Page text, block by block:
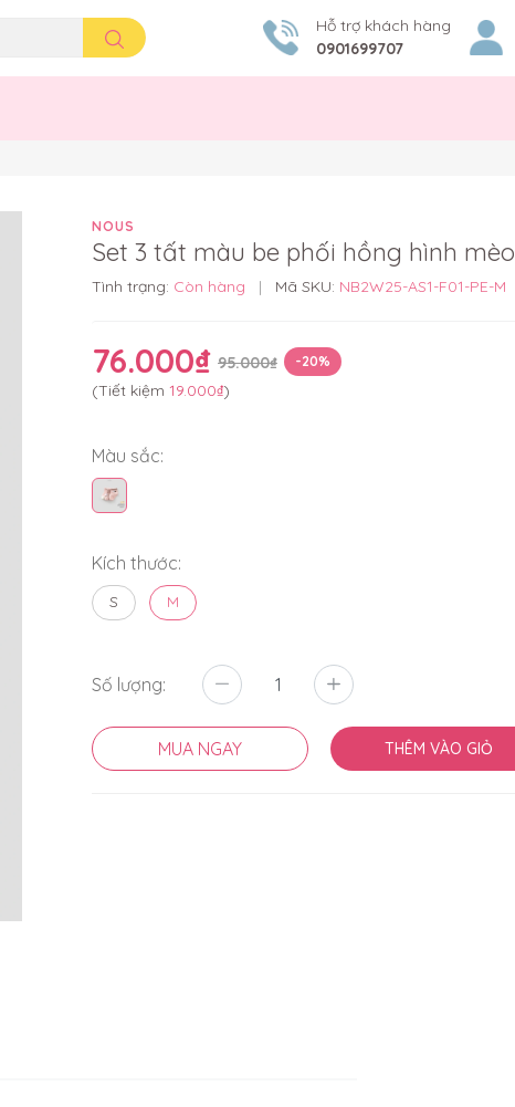
Hỗ trợ khách hàng
0901699707
NOUS
Set 3 tất màu be phối hồng hình mèo
Tình trạng: Còn hàng | Mã SKU: NB2W25-AS1-F01-PE-M
76.000₫ 95.000₫ -20%
(Tiết kiệm 19.000₫)
Màu sắc:
Kích thước:
S M
Số lượng:
MUA NGAY THÊM VÀO GIỎ